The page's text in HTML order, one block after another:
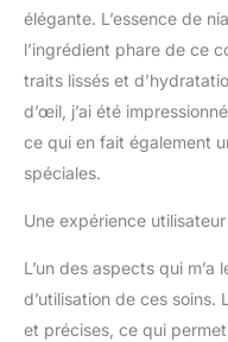
élégante. L’essence de
l’ingrédient phare de ce
traits lissés et
d’œil, j’ai été
ce qui en fait également
spéciales.
Une expérience
L’un des aspects qui
d’utilisation de ces soins.
et précises, ce qui